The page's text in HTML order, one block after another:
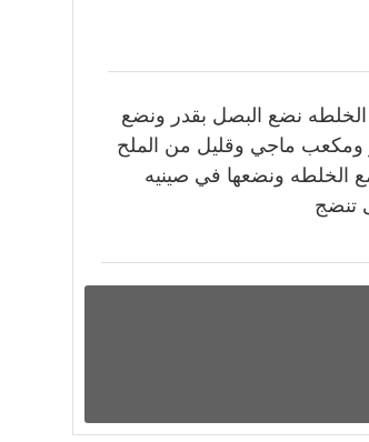
الخلطه نضع البصل بقدر ونضع
ومكعب ماجي وقليل من الملح
الخلطه ونضعها في صينيه
تنضج